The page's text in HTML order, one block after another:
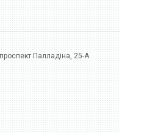
Палладіна, 25-А